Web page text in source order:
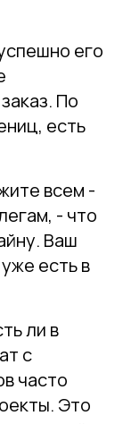
его
По
есть
всем -
- что
Ваш
есть в
ли в
с
часто
Это